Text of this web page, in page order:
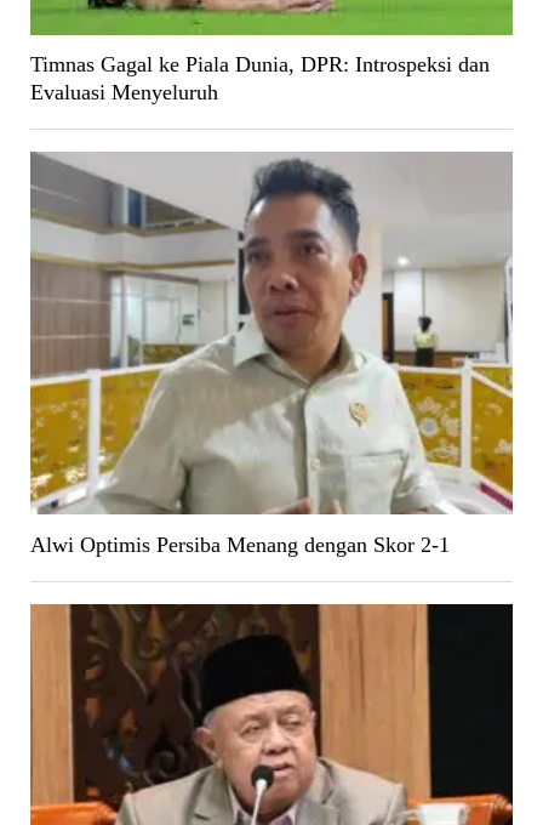
Timnas Gagal ke Piala Dunia, DPR: Introspeksi dan
Evaluasi Menyeluruh
Alwi Optimis Persiba Menang dengan Skor 2-1